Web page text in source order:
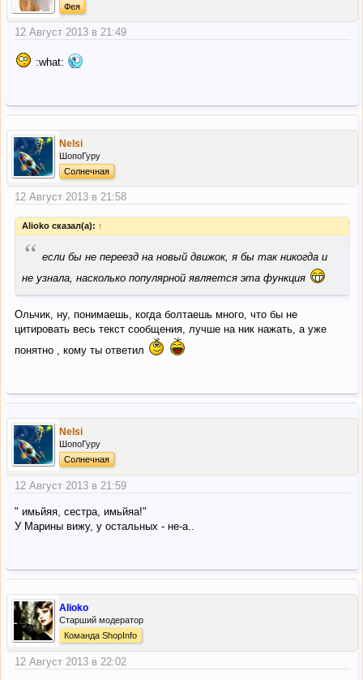
Фея
12 Август 2013 в 21:49
:what:
Nelsi
ШопоГуру
Солнечная
12 Август 2013 в 21:58
Alioko сказал(а): ↑
“ если бы не переезд на новый движок, я бы так никогда и
не узнала, насколько популярной является эта функция
Ольчик, ну, понимаешь, когда болтаешь много, что бы не
цитировать весь текст сообщения, лучше на ник нажать, а уже
понятно , кому ты ответил
Nelsi
ШопоГуру
Солнечная
12 Август 2013 в 21:59
" имьйяя, сестра, имьйяа!"
У Марины вижу, у остальных - не-а..
Alioko
Старший модератор
Команда ShopInfo
12 Август 2013 в 22:02